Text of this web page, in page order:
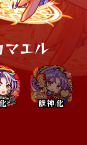
マエル
獣神化